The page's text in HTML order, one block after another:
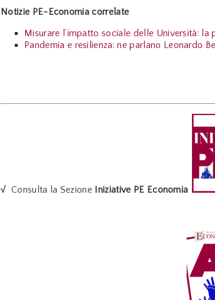
Notizie PE-Economia correlate
Misurare l’impatto sociale delle Università:
Pandemia e resilienza: ne parlano Leonardo
√ Consulta la Sezione Iniziative PE Economia